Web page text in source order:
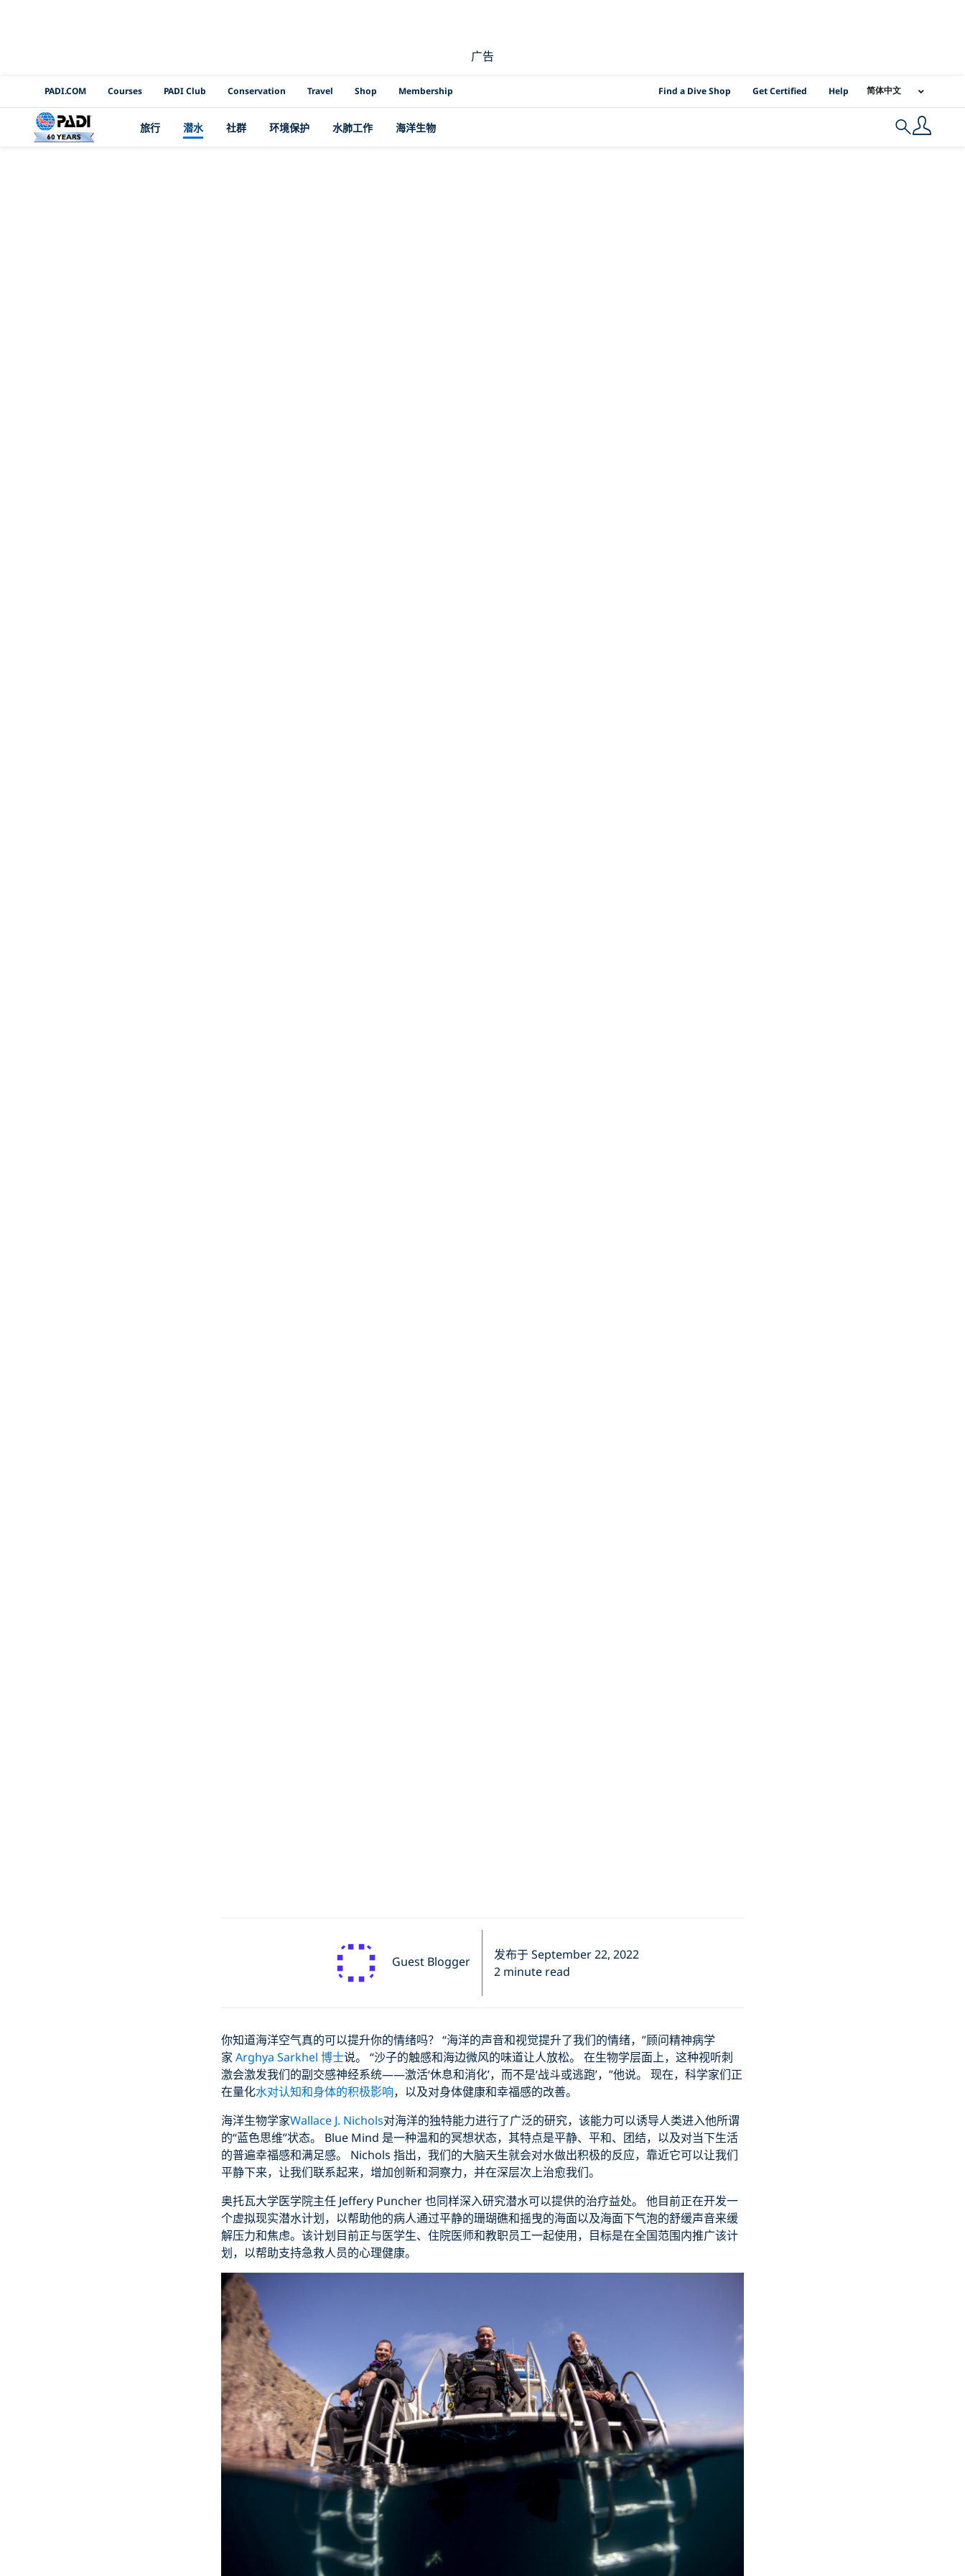
广告
PADI Channels
PADI.COM Courses PADI Club Conservation Travel Shop Membership PADI Location Links
Find a Dive Shop Get Certified Help 简体中文
旅行 潜水 社群 环境保护 水肺工作 海洋生物 Search
Guest Blogger
发布于 September 22, 2022
2 minute read
你知道海洋空气真的可以提升你的情绪吗？ “海洋的声音和视觉提升了我们的情绪，”顾问精神病学
家 Arghya Sarkhel 博士说。 “沙子的触感和海边微风的味道让人放松。 在生物学层面上，这种视听刺
激会激发我们的副交感神经系统——激活‘休息和消化’，而不是‘战斗或逃跑’，”他说。 现在，科学家们正
在量化水对认知和身体的积极影响，以及对身体健康和幸福感的改善。
海洋生物学家Wallace J. Nichols对海洋的独特能力进行了广泛的研究，该能力可以诱导人类进入他所谓
的“蓝色思维”状态。 Blue Mind 是一种温和的冥想状态，其特点是平静、平和、团结，以及对当下生活
的普遍幸福感和满足感。 Nichols 指出，我们的大脑天生就会对水做出积极的反应，靠近它可以让我们
平静下来，让我们联系起来，增加创新和洞察力，并在深层次上治愈我们。
奥托瓦大学医学院主任 Jeffery Puncher 也同样深入研究潜水可以提供的治疗益处。 他目前正在开发一
个虚拟现实潜水计划，以帮助他的病人通过平静的珊瑚礁和摇曳的海面以及海面下气泡的舒缓声音来缓
解压力和焦虑。该计划目前正与医学生、住院医师和教职员工一起使用，目标是在全国范围内推广该计
划，以帮助支持急救人员的心理健康。